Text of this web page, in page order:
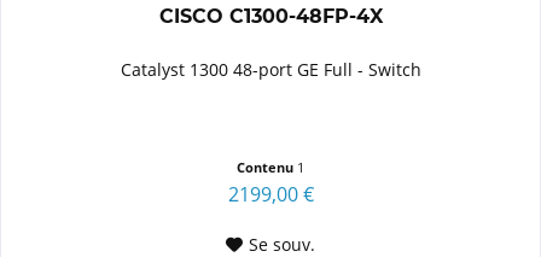
CISCO C1300-48FP-4X
Catalyst 1300 48-port GE Full - Switch
Contenu 1
2199,00 €
Se souv.